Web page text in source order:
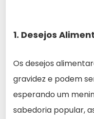
1. Desejos
Os desejos
gravidez e podem
esperando um
sabedoria popular,